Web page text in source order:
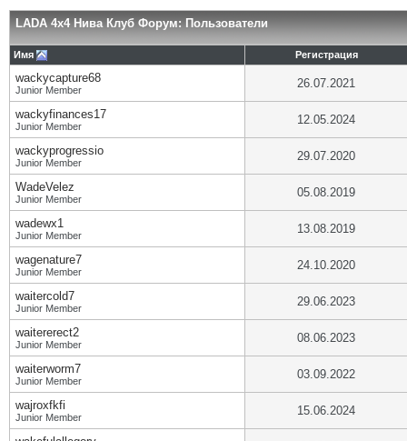
LADA 4x4 Нива Клуб Форум: Пользователи
Имя Регистрация
wackycapture68
Junior Member 26.07.2021
wackyfinances17
Junior Member 12.05.2024
wackyprogressio
Junior Member 29.07.2020
WadeVelez
Junior Member 05.08.2019
wadewx1
Junior Member 13.08.2019
wagenature7
Junior Member 24.10.2020
waitercold7
Junior Member 29.06.2023
waitererect2
Junior Member 08.06.2023
waiterworm7
Junior Member 03.09.2022
wajroxfkfi
Junior Member 15.06.2024